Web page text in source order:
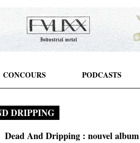
CONCOURS PODCASTS
DRIPPING
Dead And Dripping : nouvel album